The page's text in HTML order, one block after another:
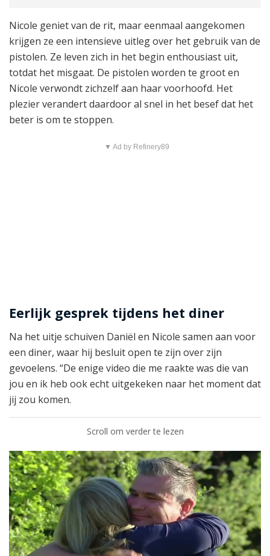
Nicole geniet van de rit, maar eenmaal aangekomen
krijgen ze een intensieve uitleg over het gebruik van de
pistolen. Ze leven zich in het begin enthousiast uit,
totdat het misgaat. De pistolen worden te groot en
Nicole verwondt zichzelf aan haar voorhoofd. Het
plezier verandert daardoor al snel in het besef dat het
beter is om te stoppen.
▼ Ad by Refinery89
Eerlijk gesprek tijdens het diner
Na het uitje schuiven Daniël en Nicole samen aan voor
een diner, waar hij besluit open te zijn over zijn
gevoelens. “De enige video die me raakte was die van
jou en ik heb ook echt uitgekeken naar het moment dat
jij zou komen.
Scroll om verder te lezen